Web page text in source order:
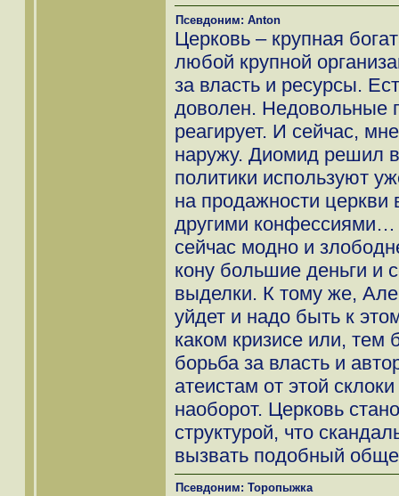
Псевдоним: Anton
Церковь – крупная
любой крупной
за власть и ресурсы.
доволен. Недовольные
реагирует. И сейчас,
наружу. Диомид решил
политики используют
на продажности церкви
другими конфессиями…
сейчас модно и
кону большие деньги и
выделки. К тому же,
уйдет и надо быть к
каком кризисе или, тем
борьба за власть и
атеистам от этой
наоборот. Церковь
структурой, что
вызвать подобный
Псевдоним: Торопыжка